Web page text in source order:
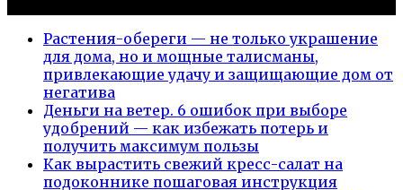
Растения-обереги — не только украшение
для дома, но и мощные талисманы,
привлекающие удачу и защищающие дом от
негатива
Деньги на ветер. 6 ошибок при выборе
удобрений — как избежать потерь и
получить максимум пользы
Как вырастить свежий кресс-салат на
подоконнике пошаговая инструкция